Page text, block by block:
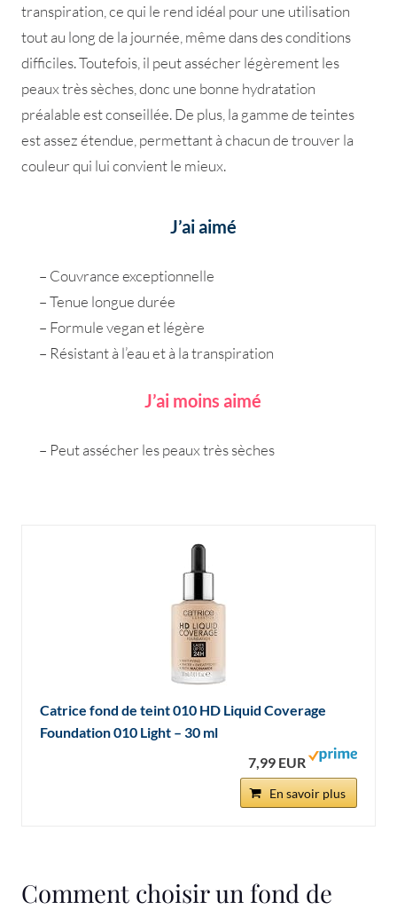
transpiration, ce qui le rend idéal pour une utilisation
tout au long de la journée, même dans des conditions
difficiles. Toutefois, il peut assécher légèrement les
peaux très sèches, donc une bonne hydratation
préalable est conseillée. De plus, la gamme de teintes
est assez étendue, permettant à chacun de trouver la
couleur qui lui convient le mieux.
J’ai aimé
– Couvrance exceptionnelle
– Tenue longue durée
– Formule vegan et légère
– Résistant à l’eau et à la transpiration
J’ai moins aimé
– Peut assécher les peaux très sèches
Catrice fond de teint 010 HD Liquid Coverage
Foundation 010 Light – 30 ml
7,99 EUR
En savoir plus
Comment choisir un fond de